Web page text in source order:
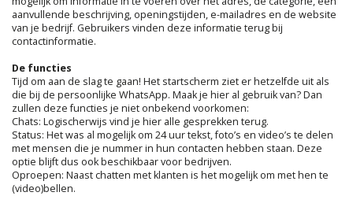
aanvullende beschrijving, openingstijden, e-mailadres en de website
van je bedrijf. Gebruikers vinden deze informatie terug bij
contactinformatie.
De functies
Tijd om aan de slag te gaan! Het startscherm ziet er hetzelfde uit als
die bij de persoonlijke WhatsApp. Maak je hier al gebruik van? Dan
zullen deze functies je niet onbekend voorkomen:
Chats: Logischerwijs vind je hier alle gesprekken terug.
Status: Het was al mogelijk om 24 uur tekst, foto’s en video’s te delen
met mensen die je nummer in hun contacten hebben staan. Deze
optie blijft dus ook beschikbaar voor bedrijven.
Oproepen: Naast chatten met klanten is het mogelijk om met hen te
(video)bellen.